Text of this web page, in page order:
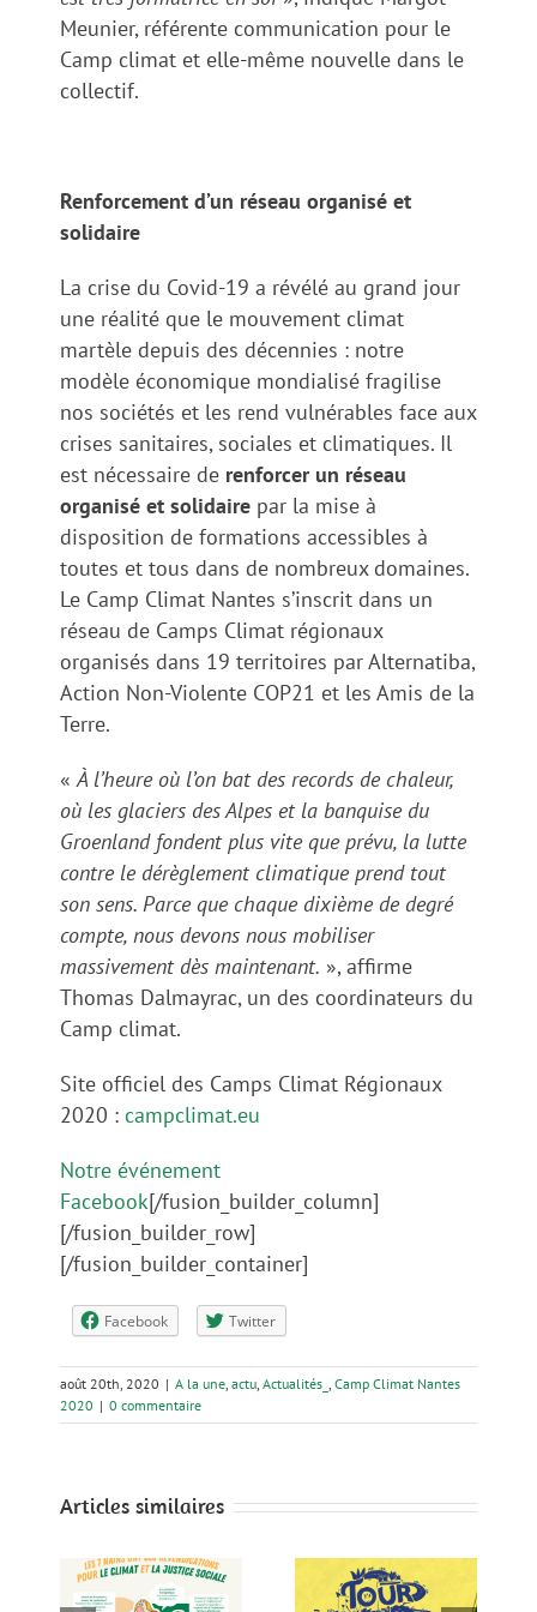
Meunier, référente communication pour le
Camp climat et elle-même nouvelle dans le
collectif.
Renforcement d’un réseau organisé et
solidaire
La crise du Covid-19 a révélé au grand jour
une réalité que le mouvement climat
martèle depuis des décennies : notre
modèle économique mondialisé fragilise
nos sociétés et les rend vulnérables face aux
crises sanitaires, sociales et climatiques. Il
est nécessaire de renforcer un réseau
organisé et solidaire par la mise à
disposition de formations accessibles à
toutes et tous dans de nombreux domaines.
Le Camp Climat Nantes s’inscrit dans un
réseau de Camps Climat régionaux
organisés dans 19 territoires par Alternatiba,
Action Non-Violente COP21 et les Amis de la
Terre.
«À l’heure où l’on bat des records de chaleur,
où les glaciers des Alpes et la banquise du
Groenland fondent plus vite que prévu, la lutte
contre le dérèglement climatique prend tout
son sens. Parce que chaque dixième de degré
compte, nous devons nous mobiliser
massivement dès maintenant. », affirme
Thomas Dalmayrac, un des coordinateurs du
Camp climat.
Site officiel des Camps Climat Régionaux
2020 : campclimat.eu
Notre événement
Facebook[/fusion_builder_column]
[/fusion_builder_row]
[/fusion_builder_container]
Facebook Twitter
août 20th, 2020 | A la une, actu, Actualités_ , Camp Climat Nantes
2020 | 0 commentaire
Articles similaires